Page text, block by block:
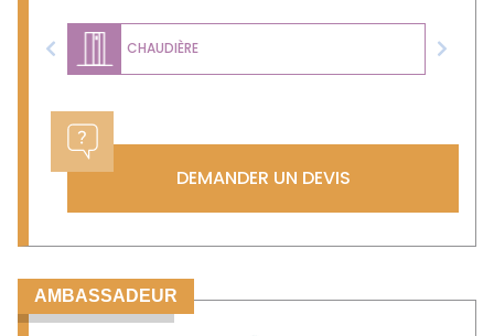
CHAUDIÈRE
Previous Next
DEMANDER UN DEVIS
AMBASSADEUR